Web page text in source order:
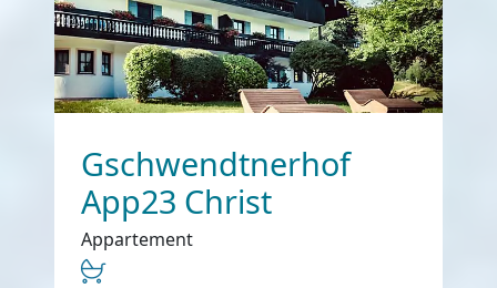
Gschwendtnerhof
App23 Christ
Appartement